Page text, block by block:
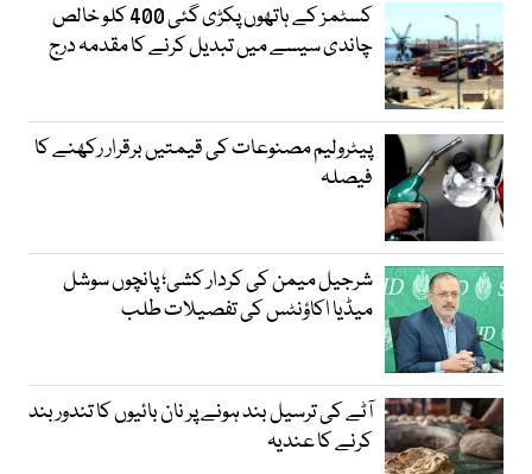
کسٹمز کے ہاتھوں پکڑی گئی 400 کلو خالص
چاندی سیسے میں تبدیل کرنے کا مقدمہ درج
پیٹرولیم مصنوعات کی قیمتیں برقرار رکھنے کا
فیصلہ
شرجیل میمن کی کردار کشی؛ پانچوں سوشل
میڈیا اکاؤنٹس کی تفصیلات طلب
آٹے کی ترسیل بند ہونے پر نان بائیوں کا تندور بند
کرنے کا عندیہ